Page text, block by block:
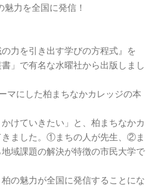
魅力を全国に発信！
力を引き出す学びの方程式』を
書」で有名な水曜社から出版しまし
マにした柏まちなかカレッジの本
かけていきたい」と、柏まちなかカ
きました。①まちの人が先生、②ま
域課題の解決が特徴の市民大学で
の魅力が全国に発信することにな